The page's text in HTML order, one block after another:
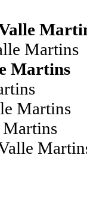
Martins
Martins
Martins